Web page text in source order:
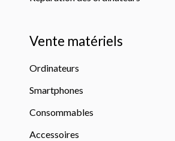
Vente matériels
Ordinateurs
Smartphones
Consommables
Accessoires